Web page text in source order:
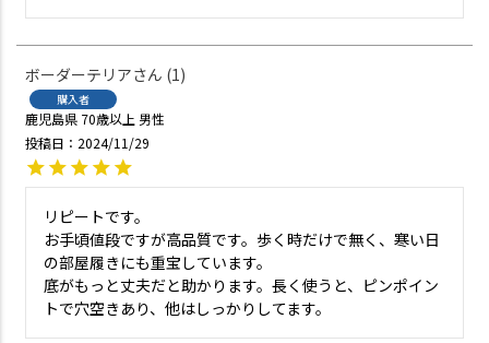
ボーダーテリア 1
購入者
鹿児島県 70歳以上 男性
投稿日
2024/11/29
リピートです。
お手頃値段ですが高品質です。歩く時だけで無く、寒い日
の部屋履きにも重宝しています。
底がもっと丈夫だと助かります。長く使うと、ピンポイン
トで穴空きあり、他はしっかりしてます。